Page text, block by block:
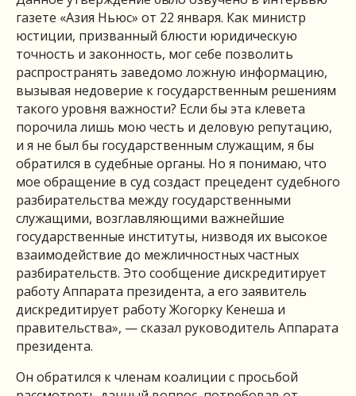
газете «Азия Ньюс» от 22 января. Как министр
юстиции, призванный блюсти юридическую
точность и законность, мог себе позволить
распространять заведомо ложную информацию,
вызывая недоверие к государственным решениям
такого уровня важности? Если бы эта клевета
порочила лишь мою честь и деловую репутацию,
и я не был бы государственным служащим, я бы
обратился в судебные органы. Но я понимаю, что
мое обращение в суд создаст прецедент судебного
разбирательства между государственными
служащими, возглавляющими важнейшие
государственные институты, низводя их высокое
взаимодействие до межличностных частных
разбирательств. Это сообщение дискредитирует
работу Аппарата президента, а его заявитель
дискредитирует работу Жогорку Кенеша и
правительства», — сказал руководитель Аппарата
президента.
Он обратился к членам коалиции с просьбой